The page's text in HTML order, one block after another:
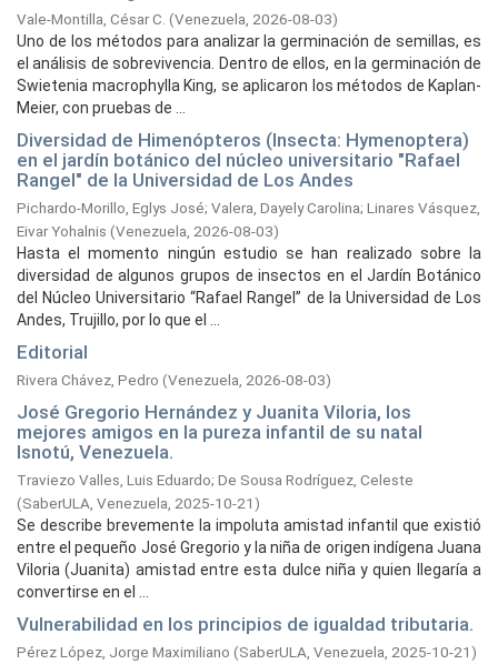
Vale-Montilla, César C. (Venezuela, 2026-08-03)
Uno de los métodos para analizar la germinación de semillas, es
el análisis de sobrevivencia. Dentro de ellos, en la germinación de
Swietenia macrophylla King, se aplicaron los métodos de Kaplan-
Meier, con pruebas de ...
Diversidad de Himenópteros (Insecta: Hymenoptera)
en el jardín botánico del núcleo universitario "Rafael
Rangel" de la Universidad de Los Andes
Pichardo-Morillo, Eglys José; Valera, Dayely Carolina; Linares Vásquez,
Eivar Yohalnis (Venezuela, 2026-08-03)
Hasta el momento ningún estudio se han realizado sobre la
diversidad de algunos grupos de insectos en el Jardín Botánico
del Núcleo Universitario “Rafael Rangel” de la Universidad de Los
Andes, Trujillo, por lo que el ...
Editorial
Rivera Chávez, Pedro (Venezuela, 2026-08-03)
José Gregorio Hernández y Juanita Viloria, los
mejores amigos en la pureza infantil de su natal
Isnotú, Venezuela.
Traviezo Valles, Luis Eduardo; De Sousa Rodríguez, Celeste
(SaberULA, Venezuela, 2025-10-21)
Se describe brevemente la impoluta amistad infantil que existió
entre el pequeño José Gregorio y la niña de origen indígena Juana
Viloria (Juanita) amistad entre esta dulce niña y quien llegaría a
convertirse en el ...
Vulnerabilidad en los principios de igualdad tributaria.
Pérez López, Jorge Maximiliano (SaberULA, Venezuela, 2025-10-21)